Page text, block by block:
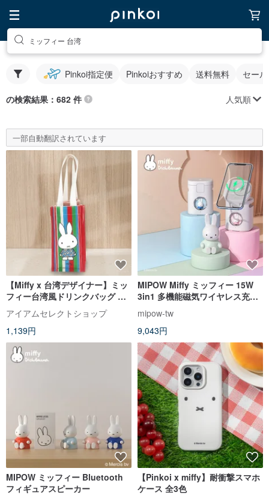
ミッフィー 台湾
Pinkoi指定便 Pinkoiおすすめ 送料無料 セー
の検索結果：682 件 人気順
一部自動翻訳されています
【Miffy x 台湾デザイナー】ミッ
フィー台湾風ドリンクバッグ ド
リンクホルダー トートバッグ
アイアムセレクトショップ
1,139円
MIPOW Miffy ミッフィー 15W
3in1 多機能磁気ワイヤレス充電
スタンド
mipow-tw
9,043円
MIPOW ミッフィー Bluetooth
フィギュアスピーカー
【Pinkoi x miffy】耐衝撃スマホ
ケース 全3色